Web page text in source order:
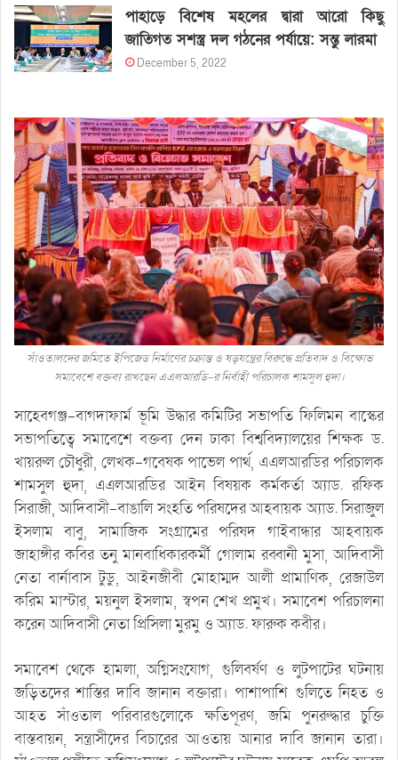
পাহাড়ে বিশেষ মহলের দ্বারা আরো কিছু
জাতিগত সশস্ত্র দল গঠনের পর্যায়ে: সন্তু লারমা
December 5, 2022
সাঁওতালদের জমিতে ইপিজেড নির্মাণের চক্রান্ত ও ষড়যন্ত্রের বিরুদ্ধে প্রতিবাদ ও বিক্ষোভ
সমাবেশে বক্তব্য রাখছেন এএলআরডি-র নির্বাহী পরিচালক শামসুল হুদা।
সাহেবগঞ্জ-বাগদাফার্ম ভূমি উদ্ধার কমিটির সভাপতি ফিলিমন বাস্কের
সভাপতিত্বে সমাবেশে বক্তব্য দেন ঢাকা বিশ্ববিদ্যালয়ের শিক্ষক ড.
খায়রুল চৌধুরী, লেখক-গবেষক পাভেল পার্থ, এএলআরডির পরিচালক
শামসুল হুদা, এএলআরডির আইন বিষয়ক কর্মকর্তা অ্যাড. রফিক
সিরাজী, আদিবাসী-বাঙালি সংহতি পরিষদের আহবায়ক অ্যাড. সিরাজুল
ইসলাম বাবু, সামাজিক সংগ্রামের পরিষদ গাইবান্ধার আহবায়ক
জাহাঙ্গীর কবির তনু মানবাধিকারকর্মী গোলাম রব্বানী মুসা, আদিবাসী
নেতা বার্নাবাস টুডু, আইনজীবী মোহাম্মদ আলী প্রামাণিক, রেজাউল
করিম মাস্টার, ময়নুল ইসলাম, স্বপন শেখ প্রমুখ। সমাবেশ পরিচালনা
করেন আদিবাসী নেতা প্রিসিলা মুরমু ও অ্যাড. ফারুক কবীর।
সমাবেশ থেকে হামলা, অগ্নিসংযোগ, গুলিবর্ষণ ও লুটপাটের ঘটনায়
জড়িতদের শাস্তির দাবি জানান বক্তারা। পাশাপাশি গুলিতে নিহত ও
আহত সাঁওতাল পরিবারগুলোকে ক্ষতিপূরণ, জমি পুনরুদ্ধার চুক্তি
বাস্তবায়ন, সন্ত্রাসীদের বিচারের আওতায় আনার দাবি জানান তারা।